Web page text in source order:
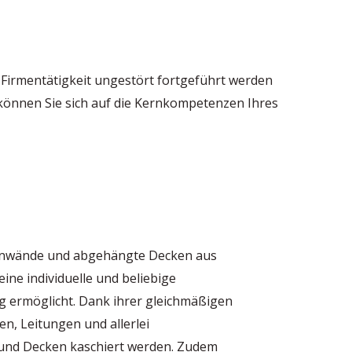
ungestört fortgeführt werden
Sie sich auf die Kernkompetenzen Ihres
und abgehängte Decken aus
individuelle und beliebige
ermöglicht. Dank ihrer gleichmäßigen
Leitungen und allerlei
Decken kaschiert werden. Zudem